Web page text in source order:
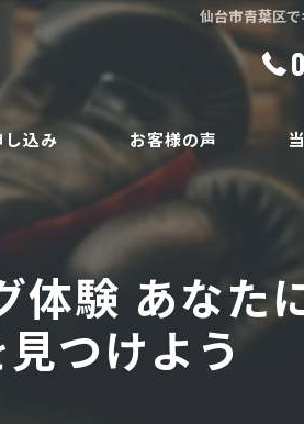
仙台市青葉区
し込み お客様の声
ダ
ボ
験 あなた
つけよう